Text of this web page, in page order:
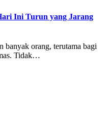
Ini Turun yang Jarang
Tidak…